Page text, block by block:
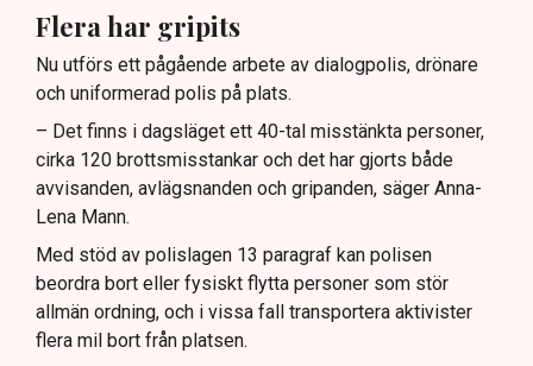
Flera har gripits
Nu utförs ett pågående arbete av dialogpolis, drönare
och uniformerad polis på plats.
– Det finns i dagsläget ett 40-tal misstänkta personer,
cirka 120 brottsmisstankar och det har gjorts både
avvisanden, avlägsnanden och gripanden, säger Anna-
Lena Mann.
Med stöd av polislagen 13 paragraf kan polisen
beordra bort eller fysiskt flytta personer som stör
allmän ordning, och i vissa fall transportera aktivister
flera mil bort från platsen.